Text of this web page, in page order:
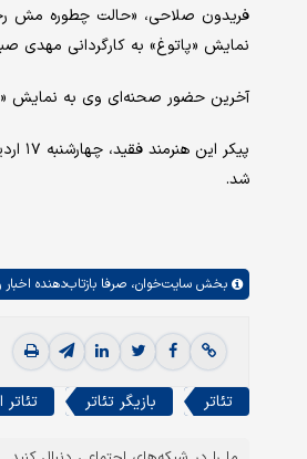
فریدون صلاحی، «حالت چطوره مش
نمایش «پاتوغ» به کارگردانی مهدی
آخرین حضور صحنه‌ای وی به نمایش «پری‌ بانو» در مرداد ۱۳۹۸ بازمی‌گردد؛ اثری که
شد.
بخش سایت‌خوان، صرفا بازتاب‌دهنده
تئاتر بازیگر تئاتر تئاتر